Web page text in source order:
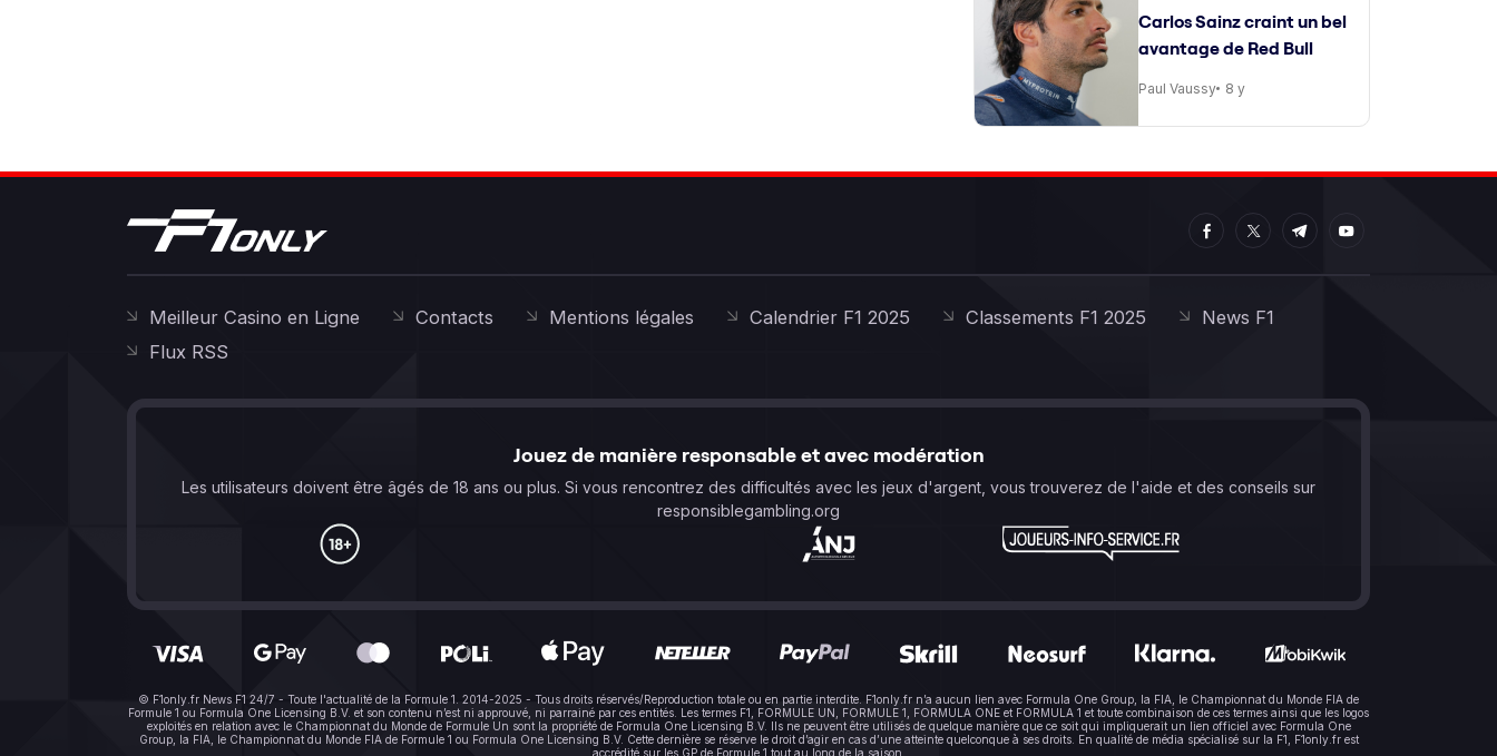
Carlos Sainz craint un bel
avantage de Red Bull
Paul Vaussy 8 y
Meilleur Casino en Ligne Contacts Mentions légales Calendrier F1 2025 Classements F1 2025
News F1
Flux RSS
Jouez de manière responsable et avec modération
Les utilisateurs doivent être âgés de 18 ans ou plus. Si vous rencontrez des difficultés avec les jeux d'argent, vous trouverez de l'aide et des conseils sur
responsiblegambling.org
© F1only.fr News F1 24/7 - Toute l'actualité de la Formule 1. 2014-2025 - Tous droits réservés/Reproduction totale ou en partie interdite. F1only.fr n’a aucun lien avec Formula One Group, la FIA, le Championnat du Monde FIA de
Formule 1 ou Formula One Licensing B.V. et son contenu n’est ni approuvé, ni parrainé par ces entités. Les termes F1, FORMULE UN, FORMULE 1, FORMULA ONE et FORMULA 1 et toute combinaison de ces termes ainsi que les logos
exploités en relation avec le Championnat du Monde de Formule Un sont la propriété de Formula One Licensing B.V. Ils ne peuvent être utilisés de quelque manière que ce soit qui impliquerait un lien officiel avec Formula One
Group, la FIA, le Championnat du Monde FIA de Formule 1 ou Formula One Licensing B.V. Cette dernière se réserve le droit d’agir en cas d’une atteinte quelconque à ses droits. En qualité de média spécialisé sur la F1, F1only.fr est
accrédité sur les GP de Formule 1 tout au long de la saison.